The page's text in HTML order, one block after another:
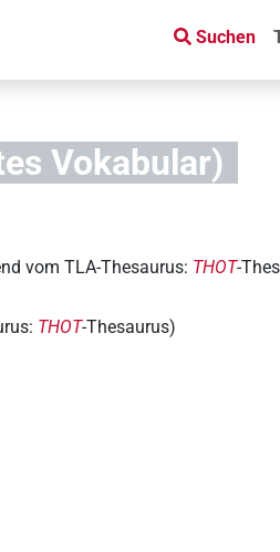
Suchen
Vokabular)
vom TLA-Thesaurus: THOT-
THOT-Thesaurus)